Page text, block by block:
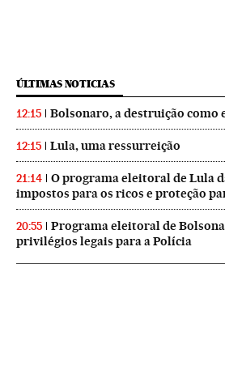
ÚLTIMAS NOTICIAS
12:15 Bolsonaro, a destruição como
12:15 Lula, uma ressurreição
21:14
O programa eleitoral de Lula
impostos para os ricos e proteção
20:55
Programa eleitoral de
privilégios legais para a Polícia